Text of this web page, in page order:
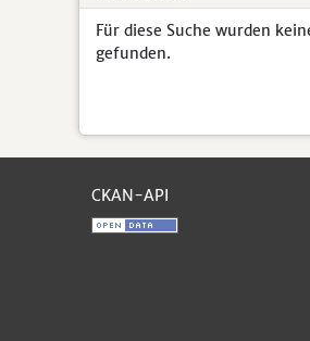
Für diese Suche wurden
gefunden.
CKAN-API